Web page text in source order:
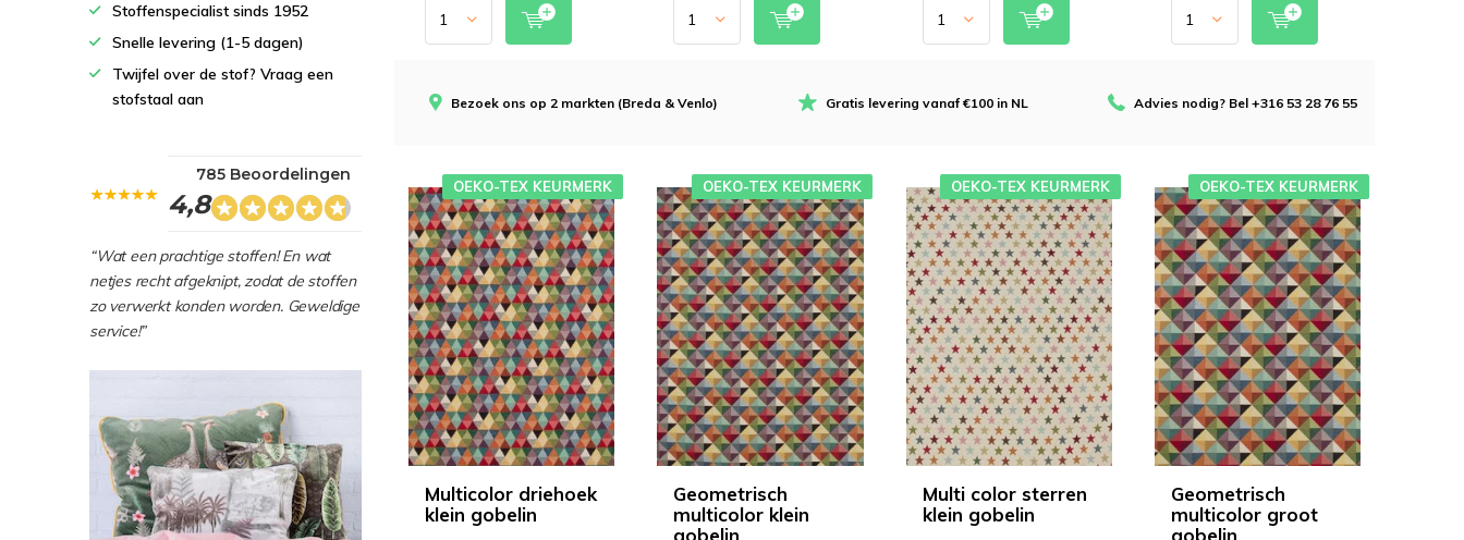
Bezoek ons op 2 markten (Breda & Venlo) Gratis levering vanaf €100 in NL Advies nodig? Bel +316 53 28 76 55
Multicolor driehoek
klein gobelin
OEKO-TEX KEURMERK
Geometrisch
multicolor klein
gobelin
OEKO-TEX KEURMERK
Multi color sterren
klein gobelin
OEKO-TEX KEURMERK
Geometrisch
multicolor groot
gobelin
OEKO-TEX KEURMERK
Stoffenspecialist sinds 1952
Snelle levering (1-5 dagen)
Twijfel over de stof? Vraag een
stofstaal aan
4,8
785 Beoordelingen
“Wat een prachtige stoffen! En wat
netjes recht afgeknipt, zodat de stoffen
zo verwerkt konden worden. Geweldige
service!”